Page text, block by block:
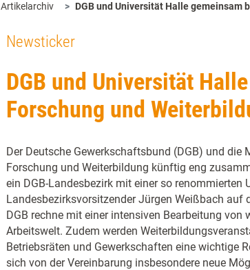
Artikelarchiv DGB und Universität Halle gemeinsam
Newsticker
DGB und Universität
Forschung und
Der Deutsche Gewerkschaftsbund (DGB) und die
Forschung und Weiterbildung künftig eng
ein DGB-Landesbezirk mit einer so renommierten
Landesbezirksvorsitzender Jürgen Weißbach auf
DGB rechne mit einer intensiven Bearbeitung
Arbeitswelt. Zudem werden
Betriebsräten und Gewerkschaften eine wichtige
sich von der Vereinbarung insbesondere neue